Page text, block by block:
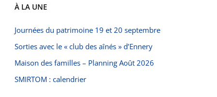
À LA UNE
Journées du patrimoine 19 et 20 septembre
Sorties avec le « club des aînés » d’Ennery
Maison des familles – Planning Août 2026
SMIRTOM : calendrier